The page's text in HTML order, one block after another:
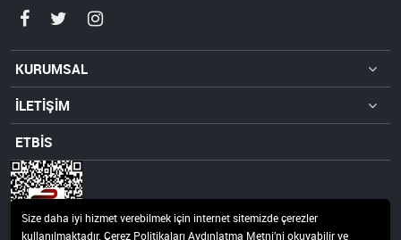
KURUMSAL
İLETİŞİM
ETBİS
Size daha iyi hizmet verebilmek için internet sitemizde çerezler
kullanılmaktadır. Çerez Politikaları Aydınlatma Metni’ni okuyabilir ve